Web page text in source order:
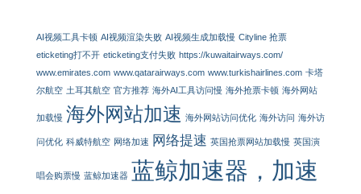
AI视频工具卡顿 AI视频渲染失败 AI视频生成加载慢 Cityline 抢票
eticketing打不开 eticketing支付失败 https://kuwaitairways.com/
www.emirates.com www.qatarairways.com www.turkishairlines.com 卡塔
尔航空 土耳其航空 官方推荐 海外AI工具访问慢 海外抢票卡顿 海外网站
加载慢 海外网站加速 海外网站访问优化 海外访问 海外访
问优化 科威特航空 网络加速 网络提速 英国抢票网站加载慢 英国演
唱会购票慢 蓝鲸加速器 蓝鲸加速器，加速